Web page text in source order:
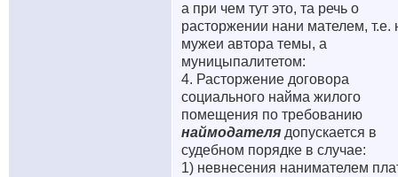
а при чем тут это, та речь о
расторжении нани мателем, т.е.
мужеи автора темы, а
муницыпалитетом:
4. Расторжение договора
социального найма жилого
помещения по требованию
наймодателя допускается в
судебном порядке в случае:
1) невнесения нанимателем